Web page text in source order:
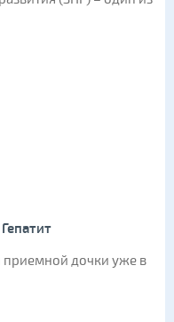
приемной дочки уже в